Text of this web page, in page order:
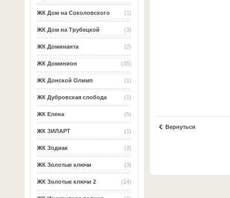
(1)
ЖК Дом на Соколовского
(3)
ЖК Дом на Трубецкой
(2)
ЖК Доминанта
(35)
ЖК Доминион
(1)
ЖК Донской Олимп
(1)
ЖК Дубровская слобода
(5)
ЖК Елена
(1)
ЖК ЗИЛАРТ
(2)
ЖК Зодиак
(3)
ЖК Золотые ключи
(14)
ЖК Золотые ключи 2
Вернуться